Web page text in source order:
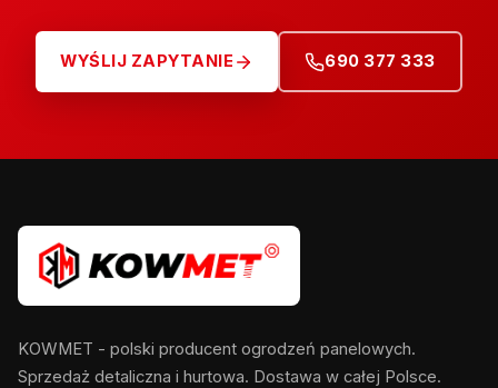
WYŚLIJ ZAPYTANIE 690 377 333
KOWMET - polski producent ogrodzeń panelowych.
Sprzedaż detaliczna i hurtowa. Dostawa w całej Polsce.